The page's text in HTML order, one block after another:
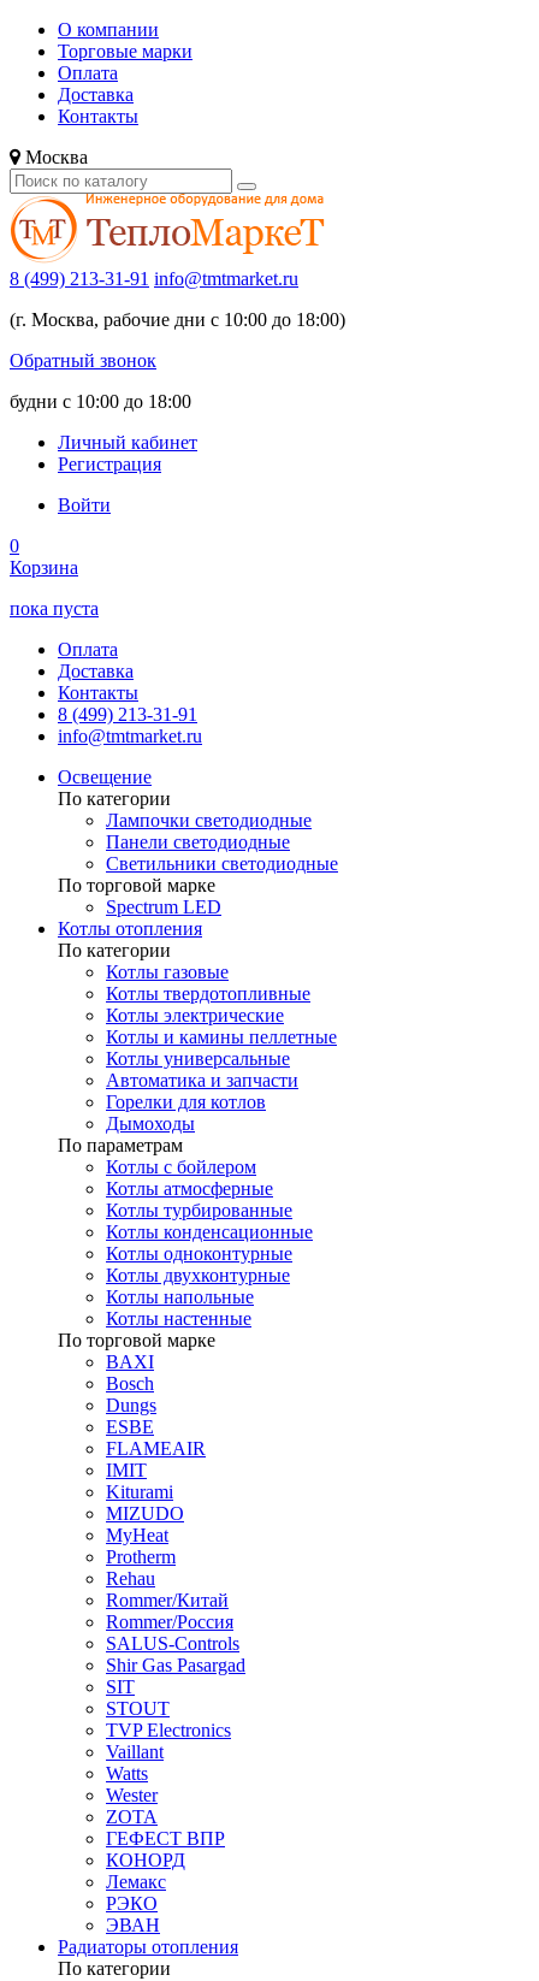
О компании
Торговые марки
Оплата
Доставка
Контакты
Москва
8 (499) 213-31-91 info@tmtmarket.ru
(г. Москва, рабочие дни с 10:00 до 18:00)
Обратный звонок
будни с 10:00 до 18:00
Личный кабинет
Регистрация
Войти
0
Корзина
пока пуста
Оплата
Доставка
Контакты
8 (499) 213-31-91
info@tmtmarket.ru
Освещение
По категории
Лампочки светодиодные
Панели светодиодные
Светильники светодиодные
По торговой марке
Spectrum LED
Котлы отопления
По категории
Котлы газовые
Котлы твердотопливные
Котлы электрические
Котлы и камины пеллетные
Котлы универсальные
Автоматика и запчасти
Горелки для котлов
Дымоходы
По параметрам
Котлы с бойлером
Котлы атмосферные
Котлы турбированные
Котлы конденсационные
Котлы одноконтурные
Котлы двухконтурные
Котлы напольные
Котлы настенные
По торговой марке
BAXI
Bosch
Dungs
ESBE
FLAMEAIR
IMIT
Kiturami
MIZUDO
MyHeat
Protherm
Rehau
Rommer/Китай
Rommer/Россия
SALUS-Controls
Shir Gas Pasargad
SIT
STOUT
TVP Electronics
Vaillant
Watts
Wester
ZOTA
ГЕФЕСТ ВПР
КОНОРД
Лемакс
РЭКО
ЭВАН
Радиаторы отопления
По категории